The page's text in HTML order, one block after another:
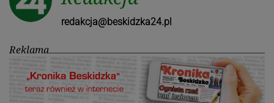
redakcja@beskidzka24.pl
Reklama